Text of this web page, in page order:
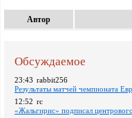
Автор
Обсуждаемое
23:43 rabbit256
Pезультаты матчей чемпионата
12:52 rc
«Жальгирис» подписал